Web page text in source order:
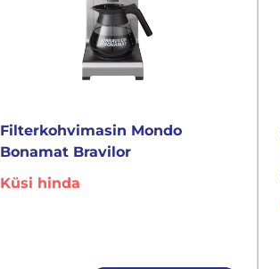
Filterkohvimasin Mondo
Bonamat Bravilor
Küsi hinda